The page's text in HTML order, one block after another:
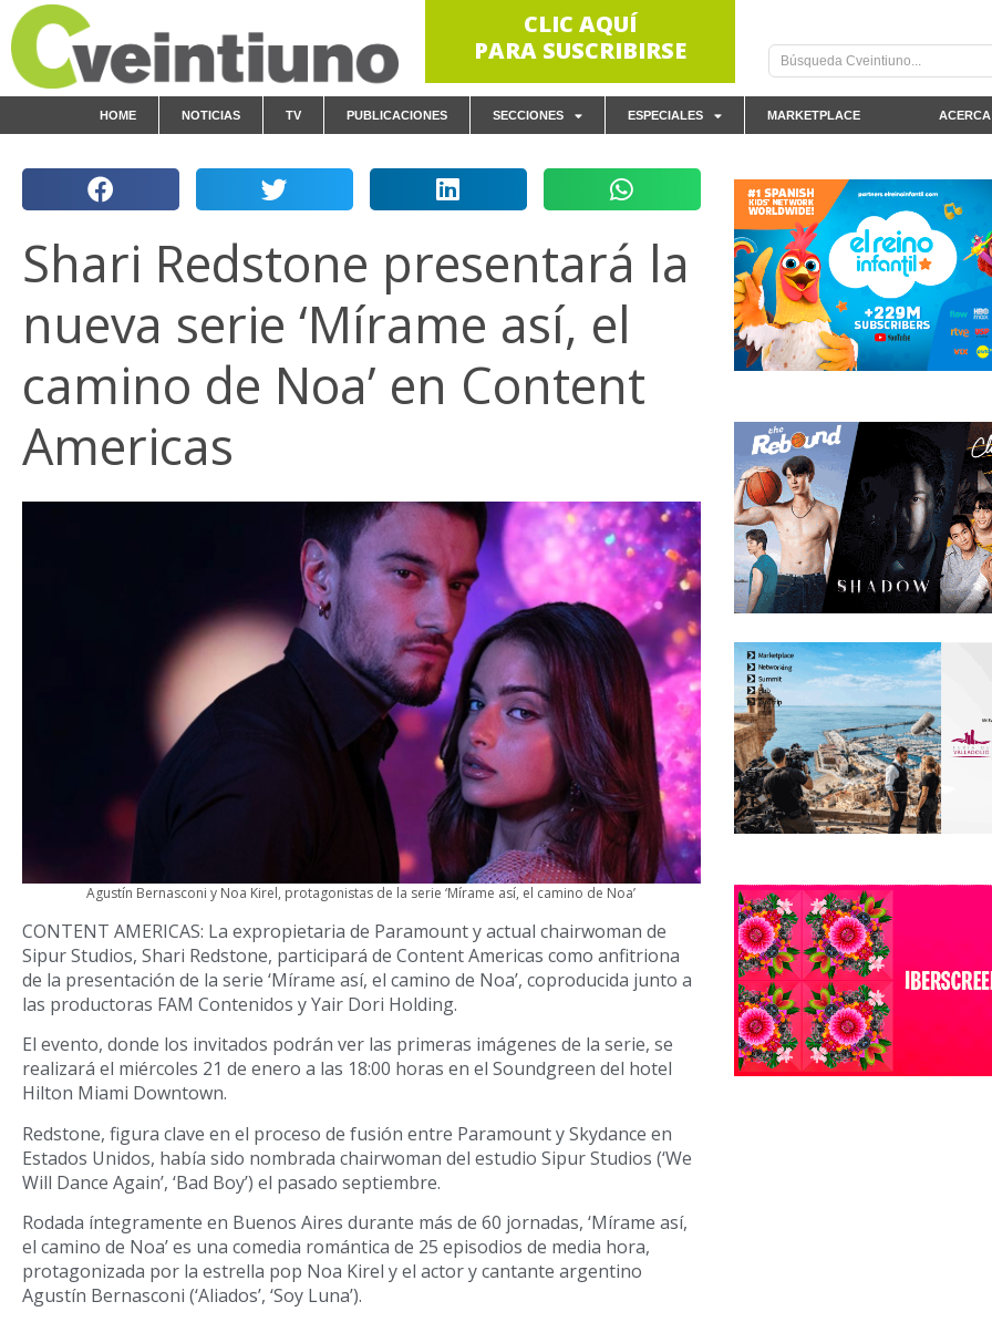
CLIC AQUÍ
PARA SUSCRIBIRSE
HOME NOTICIAS TV PUBLICACIONES SECCIONES ESPECIALES MARKETPLACE
Shari Redstone presentará la
nueva serie ‘Mírame así, el
camino de Noa’ en Content
Americas
Agustín Bernasconi y Noa Kirel, protagonistas de la serie ‘Mírame así, el camino de Noa’
CONTENT AMERICAS: La expropietaria de Paramount y actual chairwoman de
Sipur Studios, Shari Redstone, participará de Content Americas como anfitriona
de la presentación de la serie ‘Mírame así, el camino de Noa’, coproducida junto a
las productoras FAM Contenidos y Yair Dori Holding.
El evento, donde los invitados podrán ver las primeras imágenes de la serie, se
realizará el miércoles 21 de enero a las 18:00 horas en el Soundgreen del hotel
Hilton Miami Downtown.
Redstone, figura clave en el proceso de fusión entre Paramount y Skydance en
Estados Unidos, había sido nombrada chairwoman del estudio Sipur Studios (‘We
Will Dance Again’, ‘Bad Boy’) el pasado septiembre.
Rodada íntegramente en Buenos Aires durante más de 60 jornadas, ‘Mírame así,
el camino de Noa’ es una comedia romántica de 25 episodios de media hora,
protagonizada por la estrella pop Noa Kirel y el actor y cantante argentino
Agustín Bernasconi (‘Aliados’, ‘Soy Luna’).